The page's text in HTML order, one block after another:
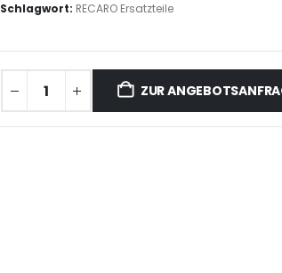
Schlagwort: RECARO Ersatzteile
ZUR